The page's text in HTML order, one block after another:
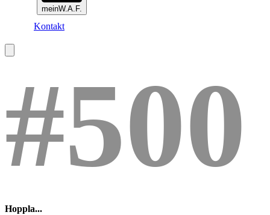
meinW.A.F.
Kontakt
#500
Hoppla...